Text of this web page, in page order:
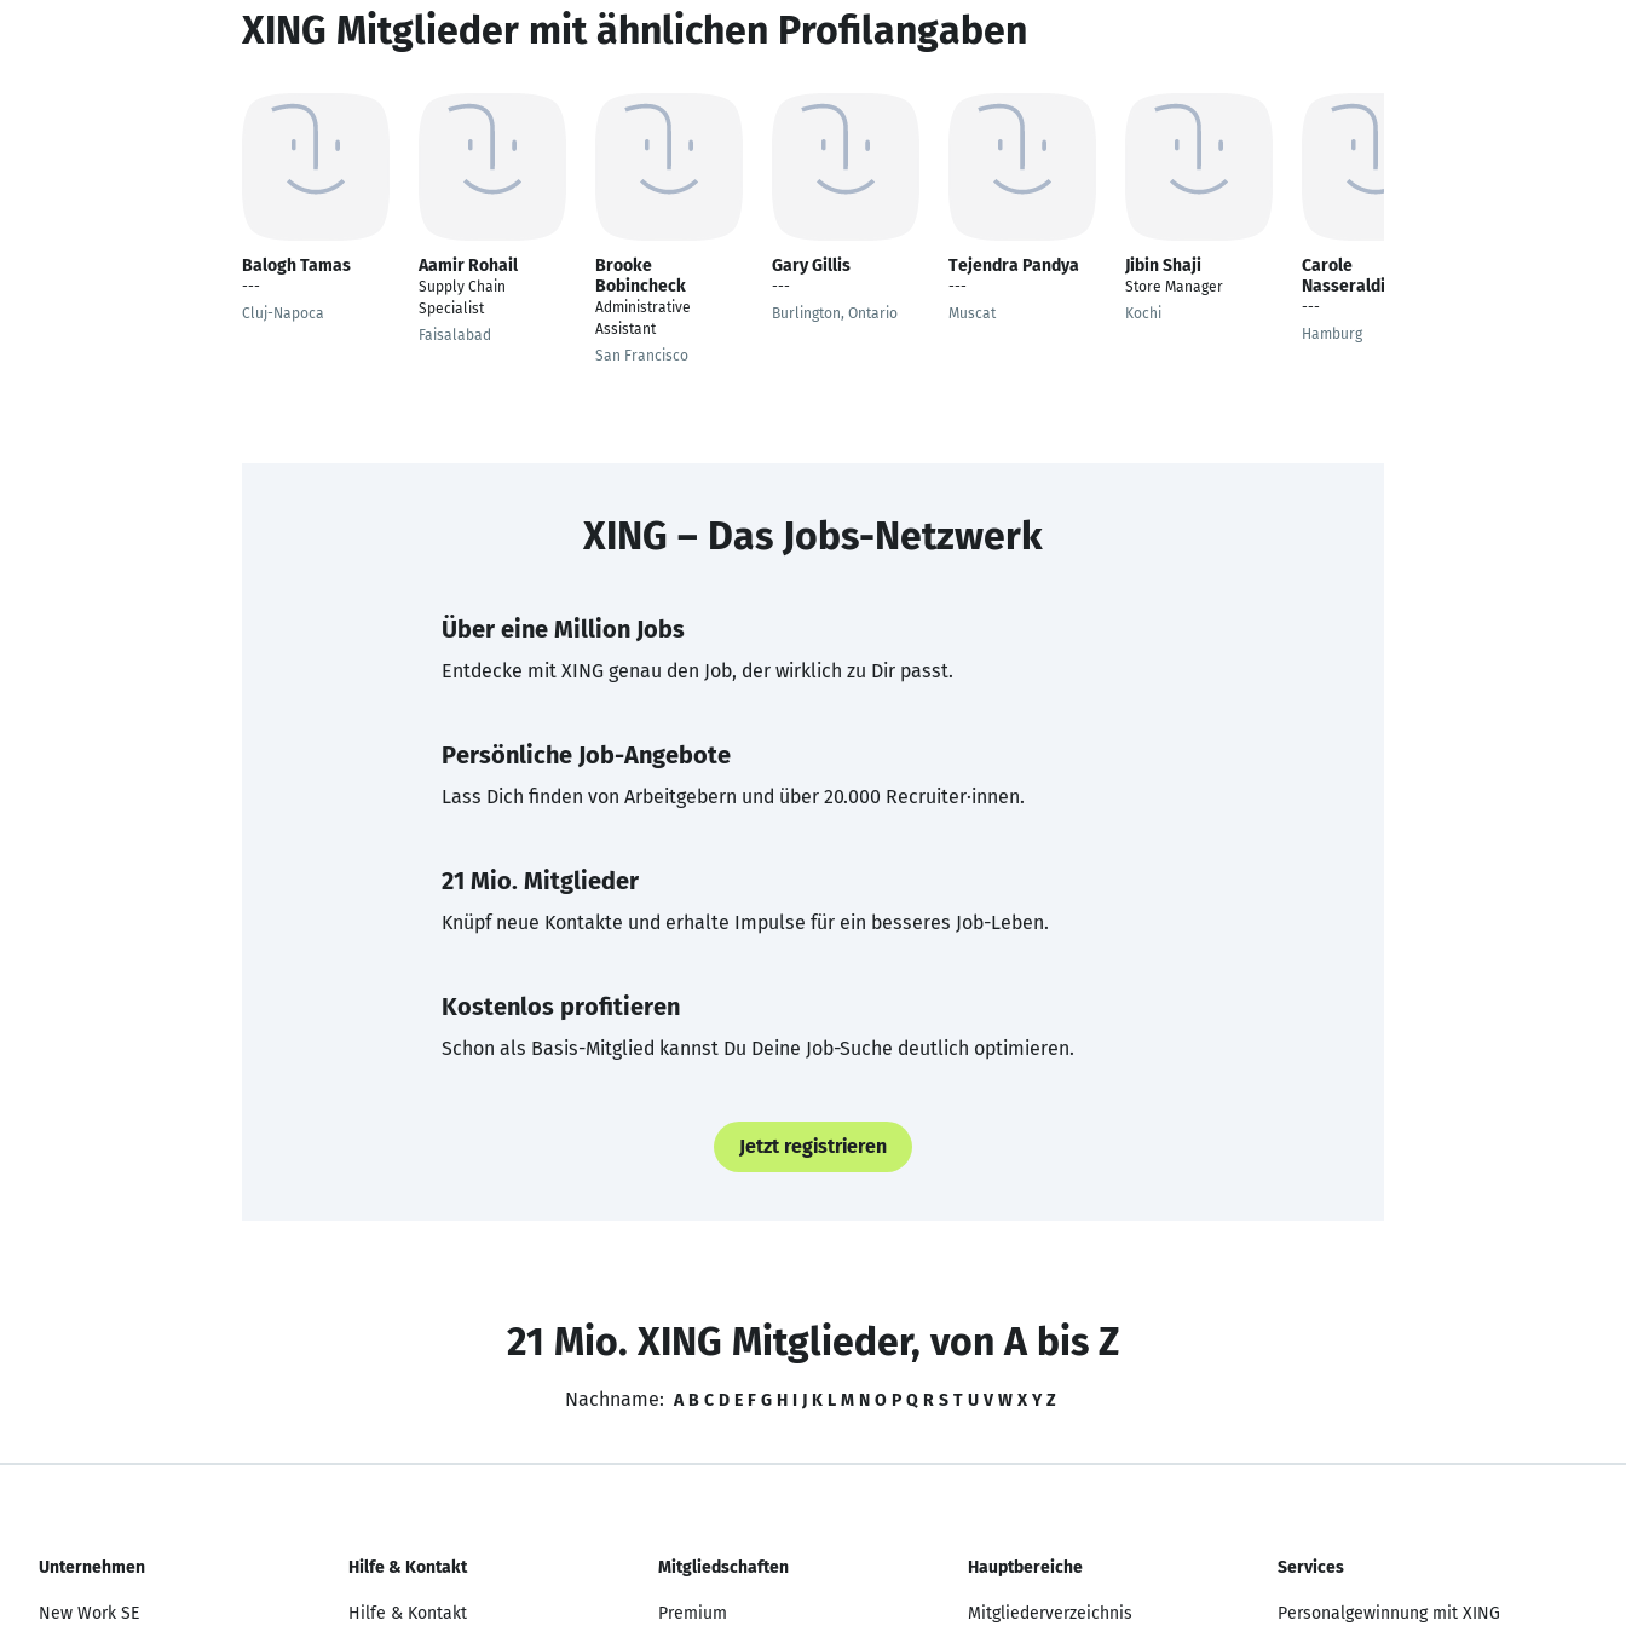
XING Mitglieder mit ähnlichen Profilangaben
Balogh Tamas
---
Cluj-Napoca
Aamir Rohail
Supply Chain
Specialist
Faisalabad
Brooke
Bobincheck
Administrative
Assistant
San Francisco
Gary Gillis
---
Burlington, Ontario
Tejendra Pandya
---
Muscat
Jibin Shaji
Store Manager
Kochi
Carole
Nasseraldine
---
Hamburg
XING – Das Jobs-Netzwerk
Über eine Million Jobs
Entdecke mit XING genau den Job, der wirklich zu Dir passt.
Persönliche Job-Angebote
Lass Dich finden von Arbeitgebern und über 20.000 Recruiter·innen.
21 Mio. Mitglieder
Knüpf neue Kontakte und erhalte Impulse für ein besseres Job-Leben.
Kostenlos profitieren
Schon als Basis-Mitglied kannst Du Deine Job-Suche deutlich optimieren.
Jetzt registrieren
21 Mio. XING Mitglieder, von A bis Z
Nachname: A B C D E F G H I J K L M N O P Q R S T U V W X Y Z
Unternehmen
New Work SE
Hilfe & Kontakt
Hilfe & Kontakt
Mitgliedschaften
Premium
Hauptbereiche
Mitgliederverzeichnis
Services
Personalgewinnung mit XING